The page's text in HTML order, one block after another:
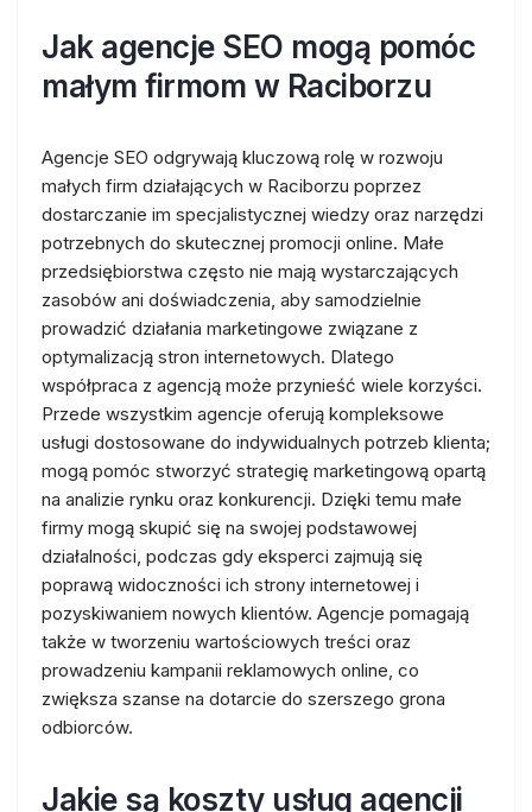
Jak agencje SEO mogą pomóc
małym firmom w Raciborzu
Agencje SEO odgrywają kluczową rolę w rozwoju
małych firm działających w Raciborzu poprzez
dostarczanie im specjalistycznej wiedzy oraz narzędzi
potrzebnych do skutecznej promocji online. Małe
przedsiębiorstwa często nie mają wystarczających
zasobów ani doświadczenia, aby samodzielnie
prowadzić działania marketingowe związane z
optymalizacją stron internetowych. Dlatego
współpraca z agencją może przynieść wiele korzyści.
Przede wszystkim agencje oferują kompleksowe
usługi dostosowane do indywidualnych potrzeb klienta;
mogą pomóc stworzyć strategię marketingową opartą
na analizie rynku oraz konkurencji. Dzięki temu małe
firmy mogą skupić się na swojej podstawowej
działalności, podczas gdy eksperci zajmują się
poprawą widoczności ich strony internetowej i
pozyskiwaniem nowych klientów. Agencje pomagają
także w tworzeniu wartościowych treści oraz
prowadzeniu kampanii reklamowych online, co
zwiększa szanse na dotarcie do szerszego grona
odbiorców.
Jakie są koszty usług agencji